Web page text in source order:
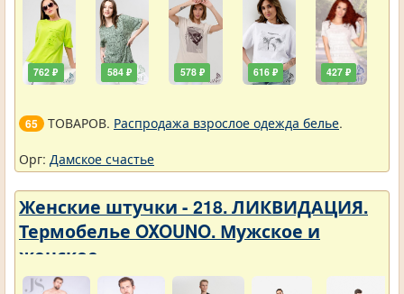
762 ₽ 584 ₽ 578 ₽ 616 ₽ 427 ₽
65 ТОВАРОВ. Распродажа взрослое одежда белье.
Орг: Дамское счастье
Женские штучки - 218. ЛИКВИДАЦИЯ.
Термобелье OXOUNO. Мужское и
женское